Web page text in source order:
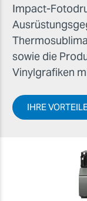
Impact-
sowie die
Vinylgrafiken
IHRE